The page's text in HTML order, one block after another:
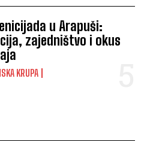
u Arapuši:
zajedništvo i okus
KRUPA